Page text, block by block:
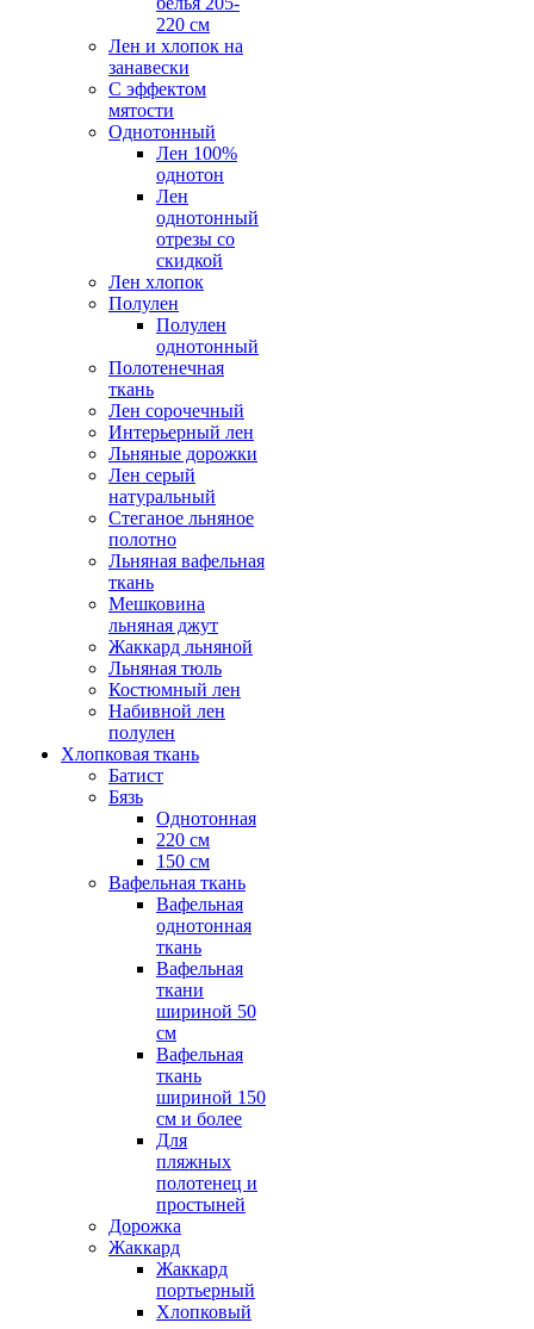
220 см
Лен и хлопок на
занавески
С эффектом
мятости
Однотонный
Лен 100%
однотон
Лен
однотонный
отрезы со
скидкой
Лен хлопок
Полулен
Полулен
однотонный
Полотенечная
ткань
Лен сорочечный
Интерьерный лен
Льняные дорожки
Лен серый
натуральный
Стеганое льняное
полотно
Льняная вафельная
ткань
Мешковина
льняная джут
Жаккард льняной
Льняная тюль
Костюмный лен
Набивной лен
полулен
Хлопковая ткань
Батист
Бязь
Однотонная
220 см
150 см
Вафельная ткань
Вафельная
однотонная
ткань
Вафельная
ткани
шириной 50
см
Вафельная
ткань
шириной 150
см и более
Для
пляжных
полотенец и
простыней
Дорожка
Жаккард
Жаккард
портьерный
Хлопковый